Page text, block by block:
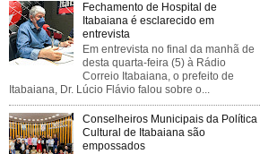
Fechamento de Hospital de
Itabaiana é esclarecido em
entrevista
Em entrevista no final da manhã de
desta quarta-feira (5) à Rádio
Correio Itabaiana, o prefeito de
Itabaiana, Dr. Lúcio Flávio falou sobre o...
Conselheiros Municipais da Política
Cultural de Itabaiana são
empossados